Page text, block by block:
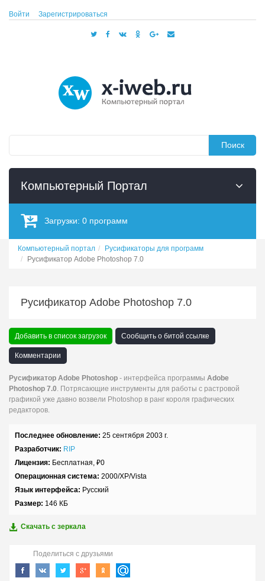
Войти Зарегистрироваться
Поиск
Компьютерный Портал
Загрузки: 0 программ
Компьютерный портал
Русификаторы для программ
Русификатор Adobe Photoshop 7.0
Русификатор Adobe Photoshop 7.0
Добавить в список загрузок Сообщить о битой ссылке
Комментарии
Русификатор Adobe Photoshop - интерфейса программы Adobe
Photoshop 7.0. Потрясающие инструменты для работы с растровой
графикой уже давно возвели Photoshop в ранг короля графических
редакторов.
Последнее обновление: 25 сентября 2003 г.
Разработчик: RIP
Лицензия: Бесплатная, ₽0
Операционная система: 2000/XP/Vista
Язык интерфейса: Русский
Размер: 146 КБ
Скачать c зеркала
Поделиться с друзьями